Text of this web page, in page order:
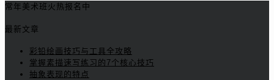
常年美术班火热报名中
最新文章
彩铅绘画技巧与工具全攻略
掌握素描速写练习的7个核心技巧
抽象表现的特点